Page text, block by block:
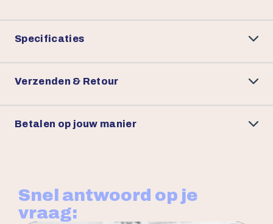
Specificaties
Verzenden & Retour
Betalen op jouw manier
Snel antwoord op je
vraag: